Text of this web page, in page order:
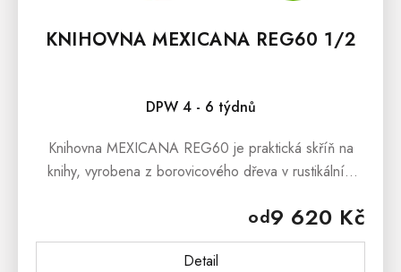
KNIHOVNA MEXICANA REG60 1/2
DPW 4 - 6 týdnů
od9 620 Kč
Detail
Knihovna MEXICANA REG60 je praktická skříň na
knihy, vyrobena z borovicového dřeva v rustikálním
nebo lakem, jehož barevnou...